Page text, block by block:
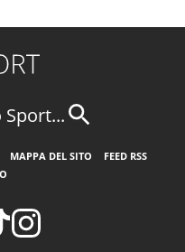
Sport...
MAPPA DEL SITO
FEED RSS